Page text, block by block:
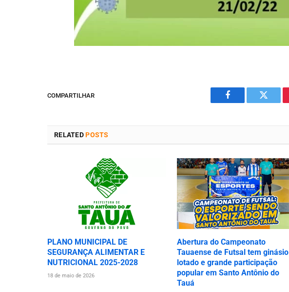
COMPARTILHAR
Facebook Twitter
RELATEDPOSTS
PLANO MUNICIPAL DE
SEGURANÇA ALIMENTAR E
NUTRICIONAL 2025-2028
18 de maio de 2026
Abertura do Campeonato
Tauaense de Futsal tem ginásio
lotado e grande participação
popular em Santo Antônio do
Tauá